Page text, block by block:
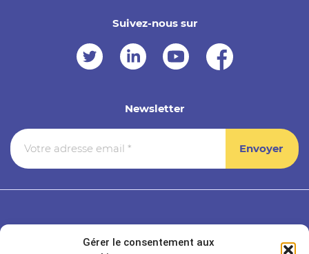
Gérer le consentement aux
Suivez-nous sur
Newsletter